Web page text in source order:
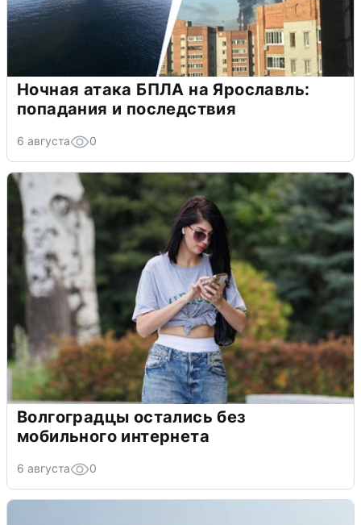
Ночная атака БПЛА на Ярославль:
попадания и последствия
6 августа 0
Волгоградцы остались без
мобильного интернета
6 августа 0